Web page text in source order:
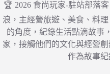
🏆 2026 食尚玩家-駐站部落
浪，主經營旅遊、美食、料
的角度，紀錄生活點滴故事
家，接觸他們的文化與經營
作為故事